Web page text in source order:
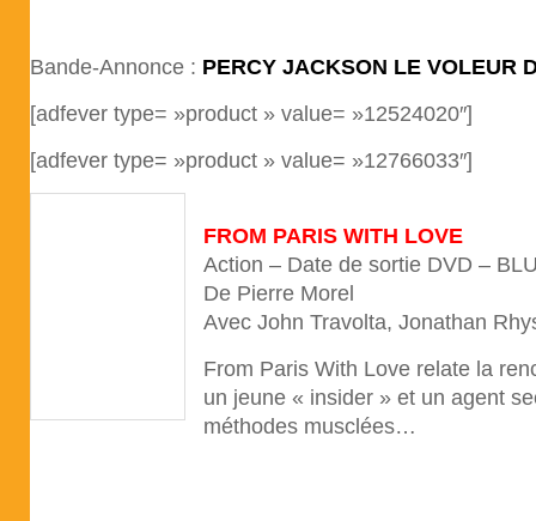
Bande-Annonce : PERCY JACKSON LE VOLEUR
[adfever type= »product » value= »12524020″]
[adfever type= »product » value= »12766033″]
FROM PARIS WITH LOVE
Action – Date de sortie DVD –
De Pierre Morel
Avec John Travolta, Jonathan
From Paris With Love relate la
un jeune « insider » et un agent
méthodes musclées…